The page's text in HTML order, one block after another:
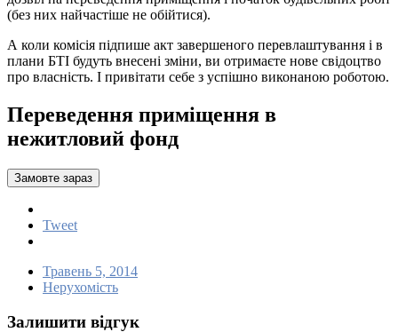
(без них найчастіше не обійтися).
А коли комісія підпише акт завершеного перевлаштування і в
плани БТІ будуть внесені зміни, ви отримаєте нове свідоцтво
про власність. І привітати себе з успішно виконаною роботою.
Переведення приміщення в
нежитловий фонд
Замовте зараз
Tweet
Травень 5, 2014
Нерухомість
Залишити відгук